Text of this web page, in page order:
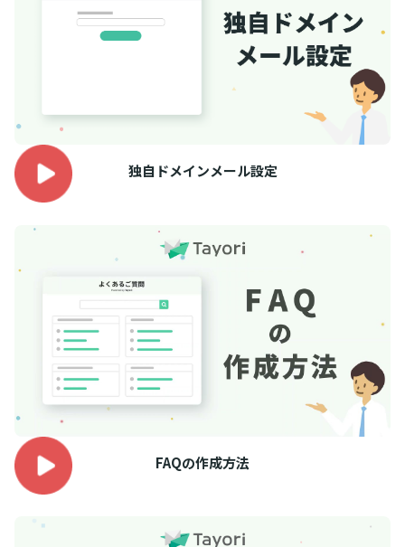
独自ドメインメール設定
FAQの作成方法